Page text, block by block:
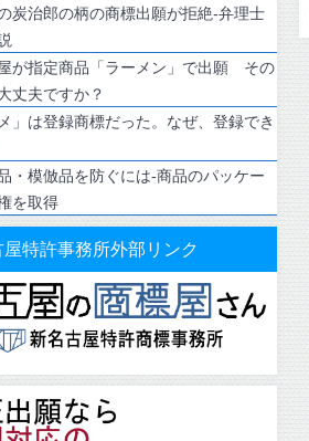
炭治郎の柄の商標出願が拒絶-弁理士
が指定商品「ラーメン」で出願 その
丈夫ですか？
」は登録商標だった。なぜ、登録でき
・模倣品を防ぐには-商品のパッケー
を取得
屋特許事務所外部リンク